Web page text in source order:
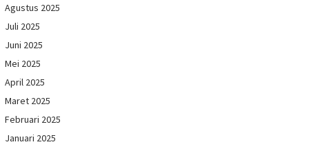
Agustus 2025
Juli 2025
Juni 2025
Mei 2025
April 2025
Maret 2025
Februari 2025
Januari 2025